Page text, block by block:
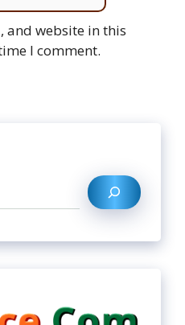
and website in this
I comment.